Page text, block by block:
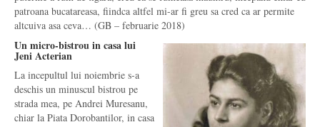
patroana bucatareasa, fiindca altfel mi-ar fi greu sa cred ca ar permite
altcuiva asa ceva… (GB – februarie 2018)
Un micro-bistrou in casa lui
Jeni Acterian
La incepultul lui noiembrie s-a
deschis un minuscul bistrou pe
strada mea, pe Andrei Muresanu,
chiar la Piata Dorobantilor, in casa